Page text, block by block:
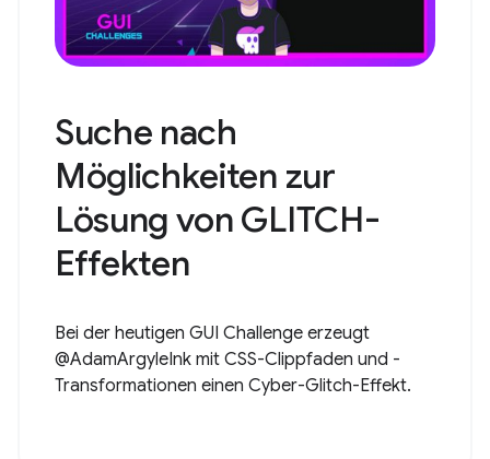
Suche nach
Möglichkeiten zur
Lösung von GLITCH-
Effekten
Bei der heutigen GUI Challenge erzeugt
@AdamArgyleInk mit CSS-Clippfaden und -
Transformationen einen Cyber-Glitch-Effekt.